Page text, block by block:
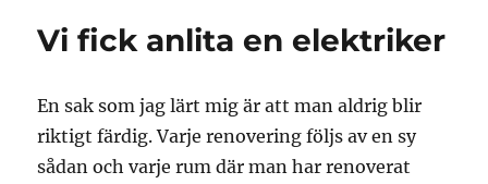
Vi fick anlita en elektriker
En sak som jag lärt mig är att man aldrig blir
riktigt färdig. Varje renovering följs av en sy
sådan och varje rum där man har renoverat